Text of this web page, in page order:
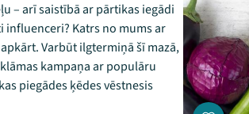
– arī saistībā ar pārtikas iegādi
influenceri? Katrs no mums ar
Varbūt ilgtermiņā šī mazā,
kampaņa ar populāru
piegādes ķēdes vēstnesis